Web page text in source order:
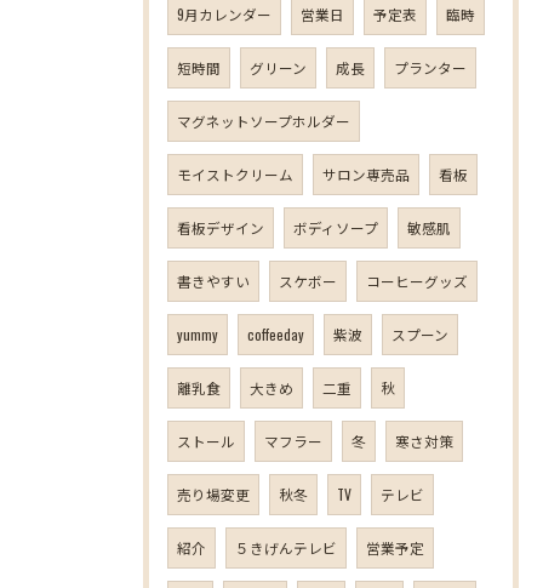
9月カレンダー 営業日 予定表 臨時
短時間 グリーン 成長 プランター
マグネットソープホルダー
モイストクリーム サロン専売品 看板
看板デザイン ボディソープ 敏感肌
書きやすい スケボー コーヒーグッズ
yummy coffeeday 紫波 スプーン
離乳食 大きめ 二重 秋
ストール マフラー 冬 寒さ対策
売り場変更 秋冬 TV テレビ
紹介 ５きげんテレビ 営業予定